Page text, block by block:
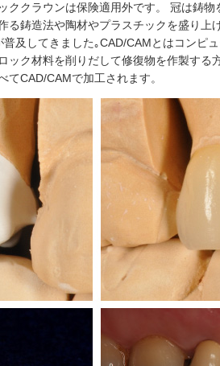
ククラウンは保険適用外です。 冠は鋳物
る鋳造法や陶材やプラスチックを盛り上
及してきました｡CAD/CAMとはコンピ
ック材料を削りだして修復物を作製する
てCAD/CAMで加工されます。